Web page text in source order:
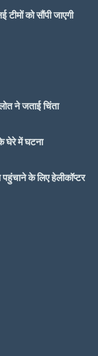
टीमों को सौंपी जाएगी
ने जताई चिंता
घेरे में घटना
के लिए हेलीकॉप्टर